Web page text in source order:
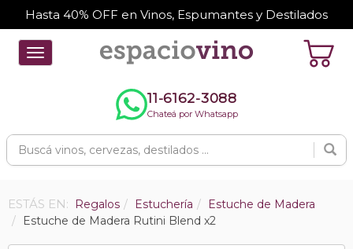
Hasta 40% OFF en Vinos, Espumantes y Destilados
Toggle
navigation
11-6162-3088
Chateá por Whatsapp
ESTÁS EN: Regalos Estuchería
Estuche de Madera
Estuche de Madera Rutini Blend x2